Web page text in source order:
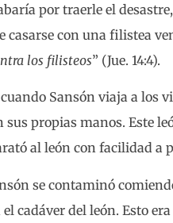
por traerle el
casarse con una filistea
los filisteos” (Jue. 14:4).
Sansón viaja a los
sus propias manos. Este
al león con facilidad a
se contaminó
cadáver del león. Esto